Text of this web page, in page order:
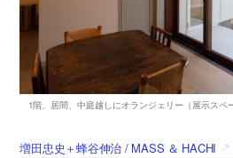
増田忠史＋蜂谷伸治 / MASS ＆ HACHI